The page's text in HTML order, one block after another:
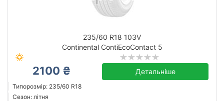
235/60 R18 103V
Continental ContiEcoContact 5
2100 ₴ Детальніше
Типорозмір: 235/60 R18
Сезон: літня